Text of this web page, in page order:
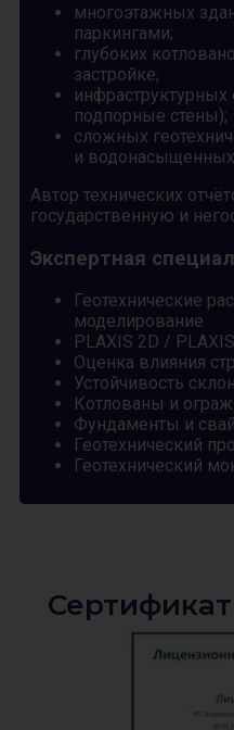
многоэтажных
паркингами;
глубоких
застройке;
подпорные стены);
сложных
и водонасыщенных
Автор технических
государственную и
Экспертная
Геотехнические
моделирование
PLAXIS 2D /
Оценка влияния
Устойчивость
Котлованы и
Фундаменты и
Геотехнический
Геотехнический